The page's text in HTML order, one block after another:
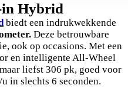
in Hybrid
biedt een indrukwekkende
Deze betrouwbare
ook op occasions. Met een
en intelligente All-Wheel
liefst 306 pk, goed voor
in slechts 6 seconden.